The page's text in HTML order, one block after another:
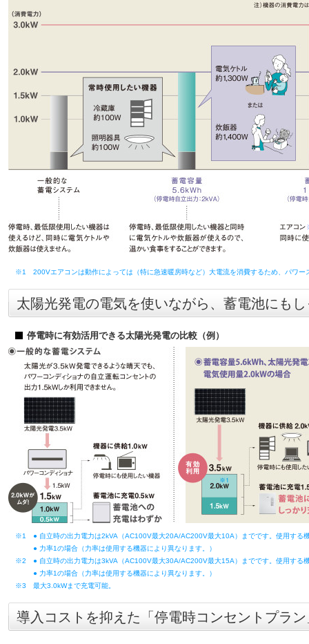
※1 200Vエアコンは動作によっては（特に急速暖房時など）大電流を消費するため、パワ
太陽光発電の電気を使いながら、蓄電池にも
停電時に有効活用できる太陽光発電の比較（例）
※1
● 自立時の出力電力は2kVA（AC100V最大20A/AC200V最大10A）までです。使用する
● 力率1の場合（力率は使用する機器により異なります。）
※2
● 自立時の出力電力は3kVA（AC100V最大30A/AC200V最大15A）までです。使用する
● 力率1の場合（力率は使用する機器により異なります。）
※3
最大3.0kWまで充電可能。
導入コストを抑えた「停電時コンセントプラ